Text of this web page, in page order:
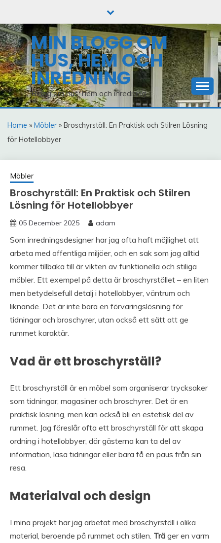
content
MIN BLOGG OM
HUS, HEM OCH
INREDNING
Blogg om hus, hem och inredning
Home » Möbler » Broschyrställ: En Praktisk och Stilren Lösning
för Hotellobbyer
Möbler
Broschyrställ: En Praktisk och Stilren
Lösning för Hotellobbyer
05 December 2025 adam
Som inredningsdesigner har jag ofta haft möjlighet att
arbeta med offentliga miljöer, och en sak som jag alltid
kommer tillbaka till är vikten av funktionella och stiliga
möbler. Ett exempel på detta är broschyrstället – en liten
men betydelsefull detalj i hotellobbyer, väntrum och
liknande. Det är inte bara en förvaringslösning för
tidningar och broschyrer, utan också ett sätt att ge
rummet karaktär.
Vad är ett broschyrställ?
Ett broschyrställ är en möbel som organiserar trycksaker
som tidningar, magasiner och broschyrer. Det är en
praktisk lösning, men kan också bli en estetisk del av
rummet. Jag föreslår ofta ett broschyrställ för att skapa
ordning i hotellobbyer, där gästerna kan ta del av
information, läsa tidningar eller bara få en paus från sin
resa.
Materialval och design
I mina projekt har jag arbetat med broschyrställ i olika
material, beroende på rummet och stilen. Trä ger en varm